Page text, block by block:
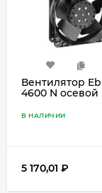
Вентилятор
4600 N осевой
В НАЛИЧИИ
5 170,01